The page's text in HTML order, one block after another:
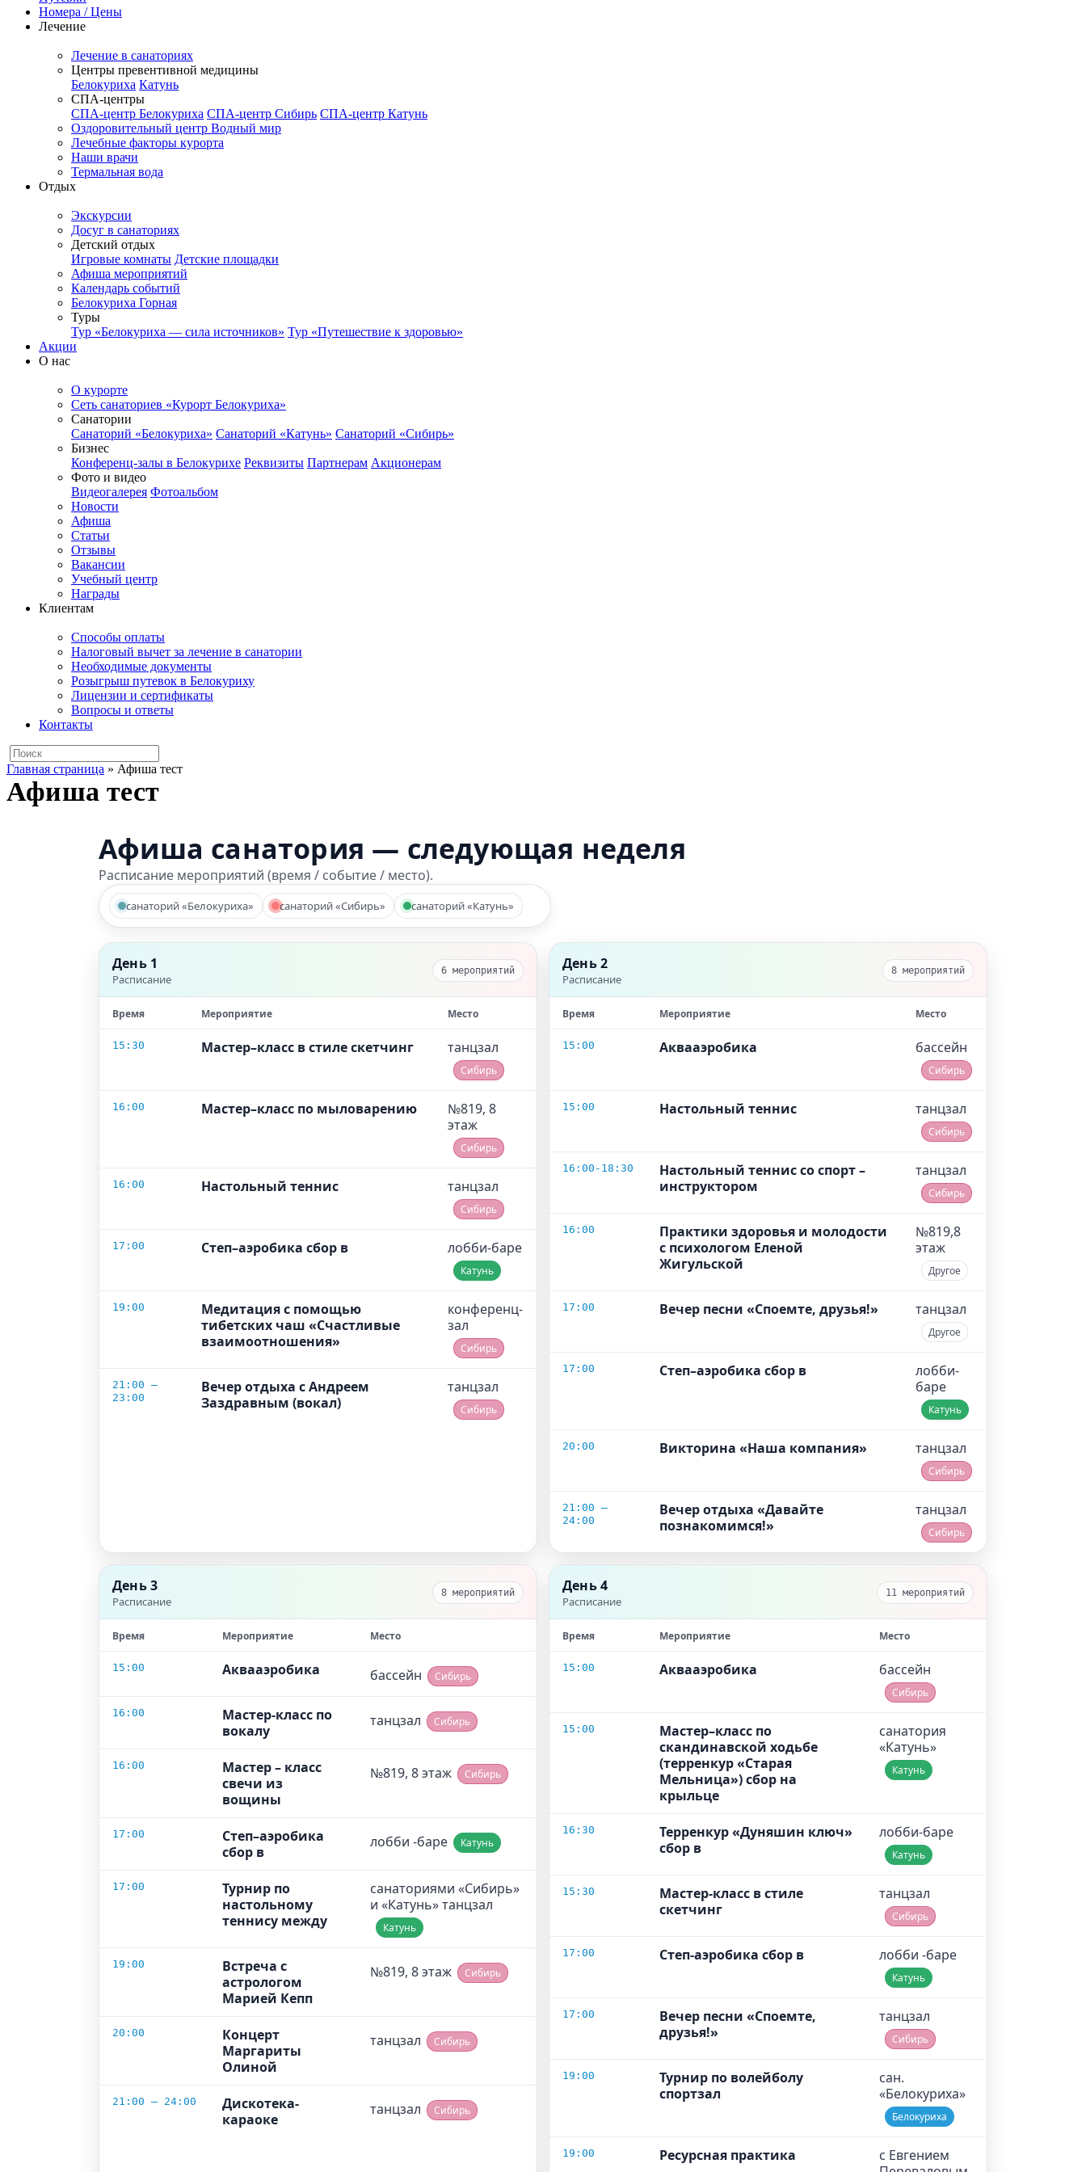
Номера / Цены
Лечение
Лечение в санаториях
Центры превентивной медицины
Белокуриха Катунь
СПА-центры
СПА-центр Белокуриха СПА-центр Сибирь СПА-центр Катунь
Оздоровительный центр Водный мир
Лечебные факторы курорта
Наши врачи
Термальная вода
Отдых
Экскурсии
Досуг в санаториях
Детский отдых
Игровые комнаты Детские площадки
Афиша мероприятий
Календарь событий
Белокуриха Горная
Туры
Тур «Белокуриха — сила источников» Тур «Путешествие к здоровью»
Акции
О нас
О курорте
Сеть санаториев «Курорт Белокуриха»
Санатории
Санаторий «Белокуриха» Санаторий «Катунь» Санаторий «Сибирь»
Бизнес
Конференц-залы в Белокурихе Реквизиты Партнерам Акционерам
Фото и видео
Видеогалерея Фотоальбом
Новости
Афиша
Статьи
Отзывы
Вакансии
Учебный центр
Награды
Клиентам
Способы оплаты
Налоговый вычет за лечение в санатории
Необходимые документы
Розыгрыш путевок в Белокуриху
Лицензии и сертификаты
Вопросы и ответы
Контакты
Главная страница » Афиша тест
Афиша тест
Афиша санатория — следующая неделя
Расписание мероприятий (время / событие / место).
санаторий «Белокуриха» санаторий «Сибирь» санаторий «Катунь»
День 1
Расписание
6 мероприятий
Время Мероприятие Место
15:30 Мастер–класс в стиле скетчинг танцзал
Сибирь
16:00 Мастер–класс по мыловарению
№819, 8
этаж
Сибирь
16:00 Настольный теннис танцзал
Сибирь
17:00 Степ–аэробика сбор в лобби-баре
Катунь
19:00
Медитация с помощью
тибетских чаш «Счастливые
взаимоотношения»
конференц-
зал
Сибирь
21:00 –
23:00
Вечер отдыха с Андреем
Заздравным (вокал)
танцзал
Сибирь
День 2
Расписание
8 мероприятий
Время Мероприятие Место
15:00 Аквааэробика бассейн
Сибирь
15:00 Настольный теннис танцзал
Сибирь
16:00-18:30
Настольный теннис со спорт –
инструктором
танцзал
Сибирь
16:00
Практики здоровья и молодости
с психологом Еленой
Жигульской
№819,8
этаж
Другое
17:00 Вечер песни «Споемте, друзья!» танцзал
Другое
17:00 Степ–аэробика сбор в
лобби-
баре
Катунь
20:00 Викторина «Наша компания» танцзал
Сибирь
21:00 –
24:00
Вечер отдыха «Давайте
познакомимся!»
танцзал
Сибирь
День 3
Расписание
8 мероприятий
Время Мероприятие Место
15:00 Аквааэробика бассейн Сибирь
16:00
Мастер-класс по
вокалу
танцзал Сибирь
16:00
Мастер – класс
свечи из
вощины
№819, 8 этаж Сибирь
17:00
Степ–аэробика
сбор в
лобби -баре Катунь
17:00
Турнир по
настольному
теннису между
санаториями «Сибирь»
и «Катунь» танцзал
Катунь
19:00
Встреча с
астрологом
Марией Кепп
№819, 8 этаж Сибирь
20:00
Концерт
Маргариты
Олиной
танцзал Сибирь
21:00 – 24:00
Дискотека-
караоке
танцзал Сибирь
День 4
Расписание
11 мероприятий
Время Мероприятие Место
15:00 Аквааэробика бассейн
Сибирь
15:00
Мастер–класс по
скандинавской ходьбе
(терренкур «Старая
Мельница») сбор на
крыльце
санатория
«Катунь»
Катунь
16:30
Терренкур «Дуняшин ключ»
сбор в
лобби-баре
Катунь
15:30
Мастер-класс в стиле
скетчинг
танцзал
Сибирь
17:00 Степ-аэробика сбор в лобби -баре
Катунь
17:00
Вечер песни «Споемте,
друзья!»
танцзал
Сибирь
19:00
Турнир по волейболу
спортзал
сан.
«Белокуриха»
Белокуриха
19:00 Ресурсная практика
с Евгением